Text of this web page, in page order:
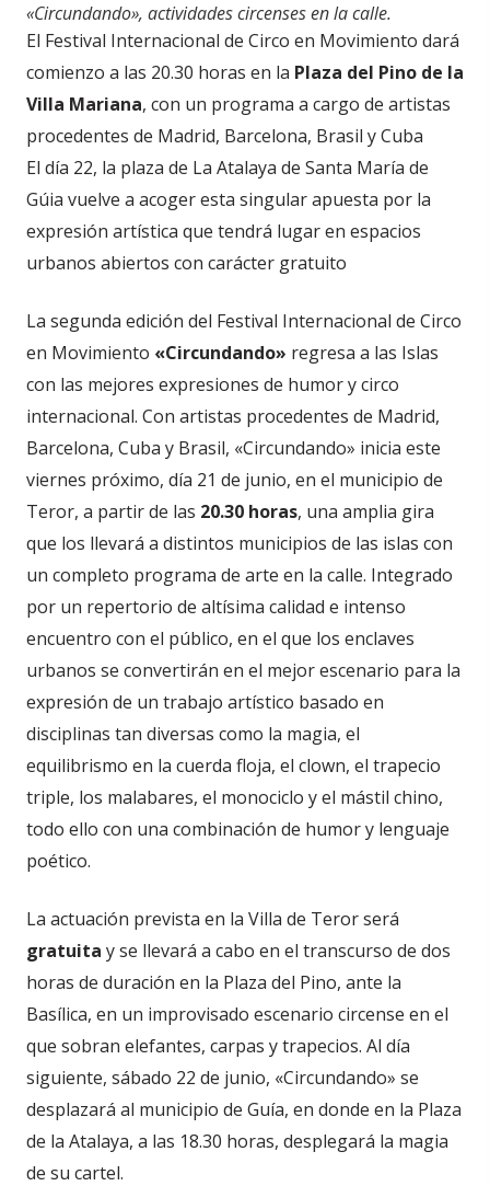
«Circundando», actividades circenses en la calle.
El Festival Internacional de Circo en Movimiento dará
comienzo a las 20.30 horas en la Plaza del Pino de la
Villa Mariana, con un programa a cargo de artistas
procedentes de Madrid, Barcelona, Brasil y Cuba
El día 22, la plaza de La Atalaya de Santa María de
Gúia vuelve a acoger esta singular apuesta por la
expresión artística que tendrá lugar en espacios
urbanos abiertos con carácter gratuito
La segunda edición del Festival Internacional de Circo
en Movimiento «Circundando» regresa a las Islas
con las mejores expresiones de humor y circo
internacional. Con artistas procedentes de Madrid,
Barcelona, Cuba y Brasil, «Circundando» inicia este
viernes próximo, día 21 de junio, en el municipio de
Teror, a partir de las 20.30 horas, una amplia gira
que los llevará a distintos municipios de las islas con
un completo programa de arte en la calle. Integrado
por un repertorio de altísima calidad e intenso
encuentro con el público, en el que los enclaves
urbanos se convertirán en el mejor escenario para la
expresión de un trabajo artístico basado en
disciplinas tan diversas como la magia, el
equilibrismo en la cuerda floja, el clown, el trapecio
triple, los malabares, el monociclo y el mástil chino,
todo ello con una combinación de humor y lenguaje
poético.
La actuación prevista en la Villa de Teror será
gratuita y se llevará a cabo en el transcurso de dos
horas de duración en la Plaza del Pino, ante la
Basílica, en un improvisado escenario circense en el
que sobran elefantes, carpas y trapecios. Al día
siguiente, sábado 22 de junio, «Circundando» se
desplazará al municipio de Guía, en donde en la Plaza
de la Atalaya, a las 18.30 horas, desplegará la magia
de su cartel.